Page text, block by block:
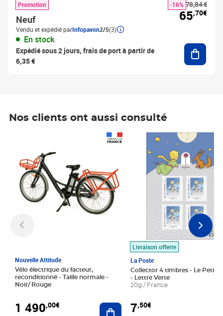
Promotion
Neuf
Vendu et expédié parInfopavon2/5(3)
En stock
Expédié sous 2 jours, frais de port à partir de
6,35 €
78,84 €
-16%
65,70€
Nos clients ont aussi consulté
Nouvelle Attitude
Vélo électrique du facteur,
reconditionné - Taille normale -
Noir/ Rouge
1 490,00€ Ajouter au panier
Livraison offerte
La Poste
Collector 4 timbres - Le Petit
- Lettre Verte
20g / France
7,50€
Prix 7,50€